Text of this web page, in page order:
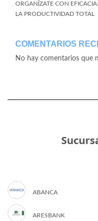
ORGANÍZATE CON
LA PRODUCTIVIDAD TOTAL
COMENTARIOS
No hay comentarios que
ABANCA
ARESBANK